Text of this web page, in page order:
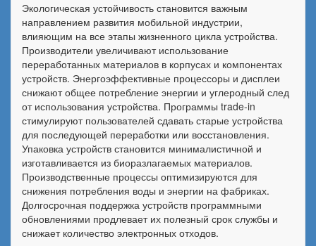
Экологическая устойчивость становится важным
направлением развития мобильной индустрии,
влияющим на все этапы жизненного цикла устройства.
Производители увеличивают использование
переработанных материалов в корпусах и компонентах
устройств. Энергоэффективные процессоры и дисплеи
снижают общее потребление энергии и углеродный след
от использования устройства. Программы trade-in
стимулируют пользователей сдавать старые устройства
для последующей переработки или восстановления.
Упаковка устройств становится минималистичной и
изготавливается из биоразлагаемых материалов.
Производственные процессы оптимизируются для
снижения потребления воды и энергии на фабриках.
Долгосрочная поддержка устройств программными
обновлениями продлевает их полезный срок службы и
снижает количество электронных отходов.